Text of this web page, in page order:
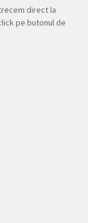
direct la
pe butonul de